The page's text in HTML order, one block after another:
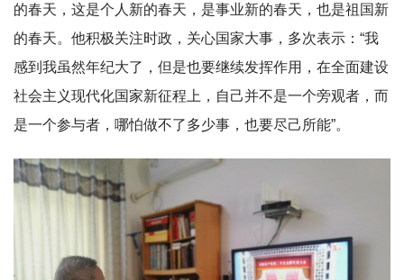
的春天，这是个人新的春天，是事业新的春天，也是祖国新
的春天。他积极关注时政，关心国家大事，多次表示：“我
感到我虽然年纪大了，但是也要继续发挥作用，在全面建设
社会主义现代化国家新征程上，自己并不是一个旁观者，而
是一个参与者，哪怕做不了多少事，也要尽己所能”。